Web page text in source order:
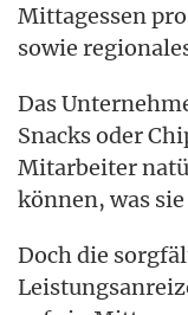
Mittagessen
sowie
Das
Snacks oder
Mitarbeiter
können, was
Doch die